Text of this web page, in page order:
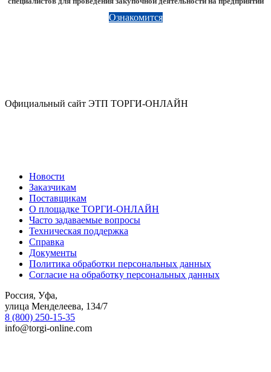
Ознакомится
Официальный сайт ЭТП ТОРГИ-ОНЛАЙН
Новости
Заказчикам
Поставщикам
О площадке ТОРГИ-ОНЛАЙН
Часто задаваемые вопросы
Техническая поддержка
Справка
Документы
Политика обработки персональных данных
Согласие на обработку персональных данных
Россия, Уфа,
улица Менделеева, 134/7
8 (800) 250-15-35
info@torgi-online.com